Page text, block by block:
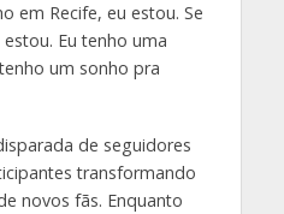
em Recife, eu estou. Se
Eu tenho uma
um sonho pra
de seguidores
transformando
novos fãs. Enquanto